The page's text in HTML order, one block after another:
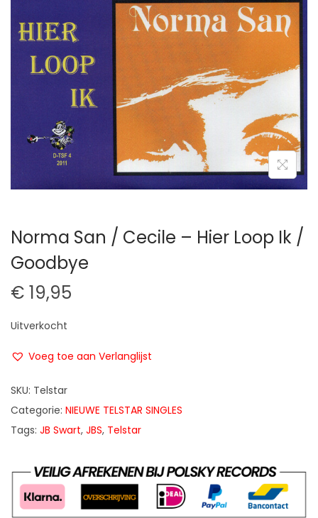
t
u
Norma San / Cecile – Hier Loop Ik /
Goodbye
€ 19,95
Uitverkocht
Voeg toe aan Verlanglijst
SKU: Telstar
Categorie: NIEUWE TELSTAR SINGLES
Tags: JB Swart, JBS, Telstar